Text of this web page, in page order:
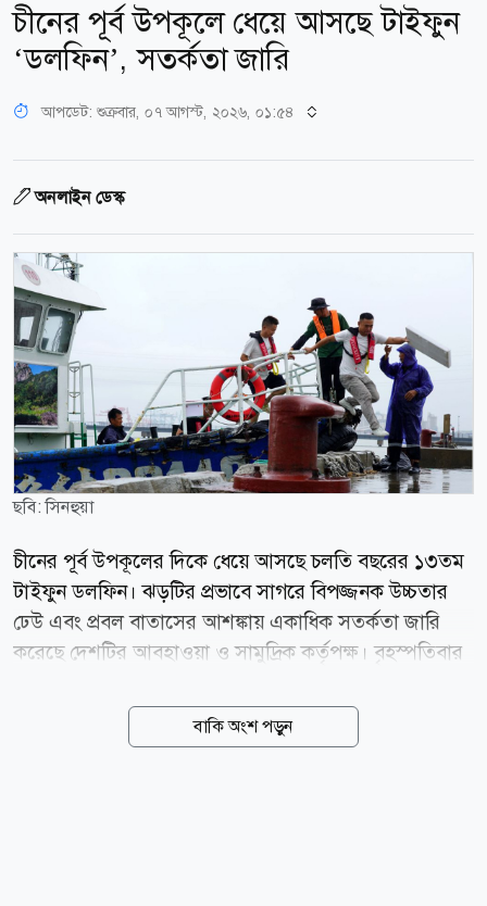
চীনের পূর্ব উপকূলে ধেয়ে আসছে টাইফুন
‘ডলফিন’, সতর্কতা জারি
আপডেট: শুক্রবার, ০৭ আগস্ট, ২০২৬, ০১:৫৪
অনলাইন ডেস্ক
ছবি: সিনহুয়া
চীনের পূর্ব উপকূলের দিকে ধেয়ে আসছে চলতি বছরের ১৩তম
টাইফুন ডলফিন। ঝড়টির প্রভাবে সাগরে বিপজ্জনক উচ্চতার
ঢেউ এবং প্রবল বাতাসের আশঙ্কায় একাধিক সতর্কতা জারি
করেছে দেশটির আবহাওয়া ও সামুদ্রিক কর্তৃপক্ষ। বৃহস্পতিবার
(এনএমইএফসি) জানায়, বৃহস্পতিবার থেকে শুক্রবারের মধ্যে
পূর্ব চীন সাগরের পূর্বাংশে ৬ থেকে ১০ মিটার উচ্চতার ঢেউ সৃষ্টি
বাকি অংশ পড়ুন